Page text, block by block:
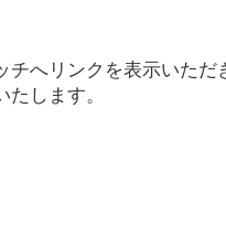
へリンクを表示いただ
します。